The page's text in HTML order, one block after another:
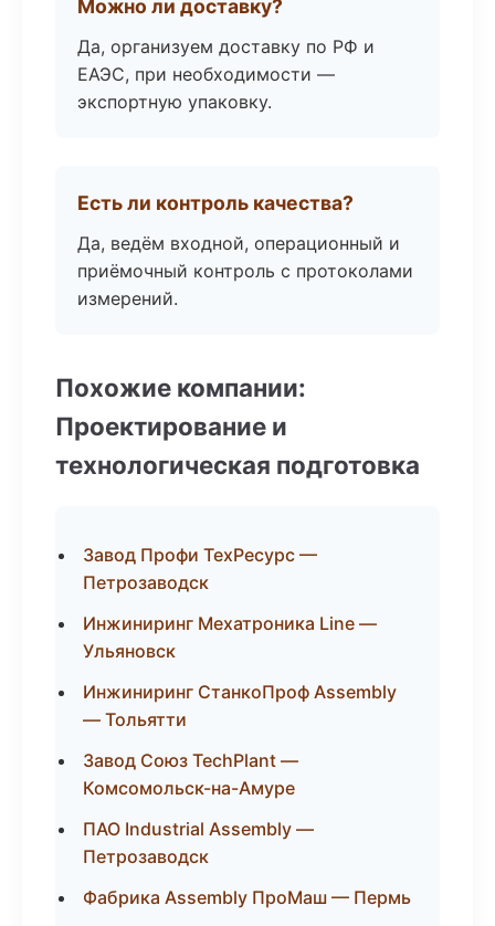
Можно ли доставку?
Да, организуем доставку по РФ и
ЕАЭС, при необходимости —
экспортную упаковку.
Есть ли контроль качества?
Да, ведём входной, операционный и
приёмочный контроль с протоколами
измерений.
Похожие компании:
Проектирование и
технологическая подготовка
Завод Профи ТехРесурс —
Петрозаводск
Инжиниринг Мехатроника Line —
Ульяновск
Инжиниринг СтанкоПроф Assembly
— Тольятти
Завод Союз TechPlant —
Комсомольск-на-Амуре
ПАО Industrial Assembly —
Петрозаводск
Фабрика Assembly ПроМаш — Пермь